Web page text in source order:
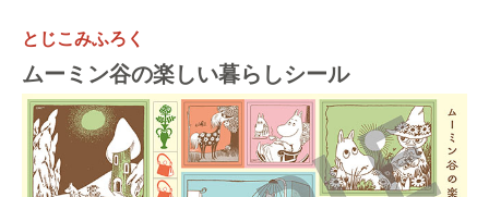
とじこみふろく
ムーミン谷の楽しい暮らしシール